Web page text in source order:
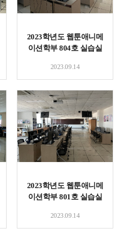
2023학년도 웹툰애니메
이션학부 804호 실습실
2023.09.14
2023학년도 웹툰애니메
이션학부 801호 실습실
2023.09.14